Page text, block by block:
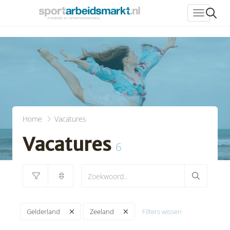
Home Vacatures
Vacatures 6
Gelderland Zeeland Filters wissen